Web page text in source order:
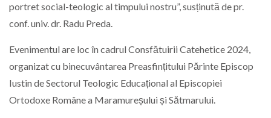
portret social-teologic al timpului nostru”, susținută de pr.
conf. univ. dr. Radu Preda.
Evenimentul are loc în cadrul Consfătuirii Catehetice 2024,
organizat cu binecuvântarea Preasfințitului Părinte Episcop
Iustin de Sectorul Teologic Educațional al Episcopiei
Ortodoxe Române a Maramureșului și Sătmarului.